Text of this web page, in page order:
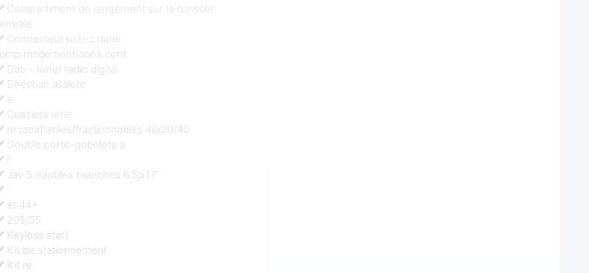
Compartiment de rangement sur la console
Connecteur usb-c dans
cons.cent.
Dab - tuner radio digital
Direction assisté
e
Dossiers arriè
re rabattables/fractionnables 40/20/40
Double porte-gobelets à
l'
Jav 5 doubles branches 6.5jx17'
'
et 44+
205/55
Keyless start
Kit de stationnement
Kit ré